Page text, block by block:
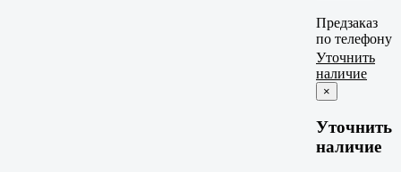
Предзаказ
по телефону
Уточнить
наличие
×
Уточнить
наличие